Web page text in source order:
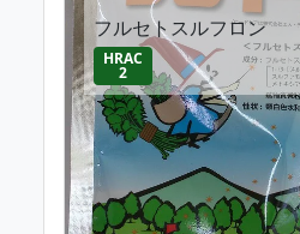
フルセトスルフロン
HRAC
2